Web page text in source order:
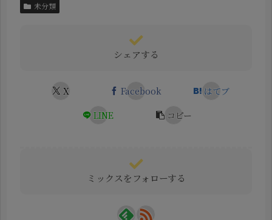
未分類
シェアする
X Facebook
はてブ
LINE
コピー
ミックスをフォローする